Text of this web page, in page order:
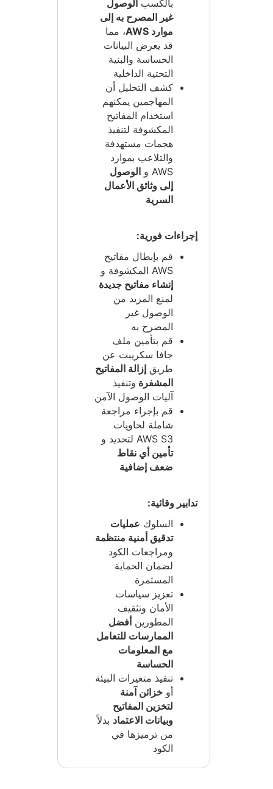
بالكسبالوصول
غير المصرح به إلى
موارد AWS
، مما
قد يعرض البيانات
الحساسة والبنية
التحتية الداخلية
كشف التحليل أن
المهاجمين يمكنهم
استخدام المفاتيح
المكشوفة لتنفيذ
هجمات مستهدفة
والتلاعب بموارد
AWS و
الوصول
إلى وثائق الأعمال
السرية
إجراءات فورية:
قم بإبطال مفاتيح
AWS المكشوفة و
إنشاء مفاتيح جديدة
لمنع المزيد من
الوصول غير
المصرح به
قم بتأمين ملف
جافا سكريبت عن
طريقإزالة المفاتيح
المشفرة وتنفيذ
آليات الوصول الآمن
قم بإجراء مراجعة
شاملة لحاويات
AWS S3 لتحديد و
تأمين أي نقاط
ضعف إضافية
تدابير وقائية:
السلوك عمليات
تدقيق أمنية منتظمة
ومراجعات الكود
لضمان الحماية
المستمرة
تعزيز سياسات
الأمان وتثقيف
المطورين أفضل
الممارسات للتعامل
مع المعلومات
الحساسة
تنفيذ متغيرات البيئة
أوخزائن آمنة
لتخزين المفاتيح
وبيانات الاعتماد بدلاً
من ترميزها في
الكود